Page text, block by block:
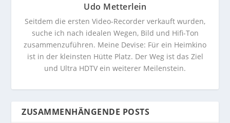
Udo Metterlein
Seitdem die ersten Video-Recorder verkauft wurden,
suche ich nach idealen Wegen, Bild und Hifi-Ton
zusammenzuführen. Meine Devise: Für ein Heimkino
ist in der kleinsten Hütte Platz. Der Weg ist das Ziel
und Ultra HDTV ein weiterer Meilenstein.
ZUSAMMENHÄNGENDE POSTS